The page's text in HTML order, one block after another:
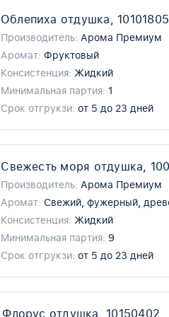
Облепиха отдушка, 10101805
Производитель: Арома Премиум
Аромат: Фруктовый
Консистенция: Жидкий
Минимальная партия: 1
Срок отгрукзи: от 5 до 23 дней
Свежесть моря отдушка,
Производитель: Арома Премиум
Аромат: Свежий, фужерный,
Консистенция: Жидкий
Минимальная партия: 9
Срок отгрукзи: от 5 до 23 дней
Флорус отдушка, 10150402